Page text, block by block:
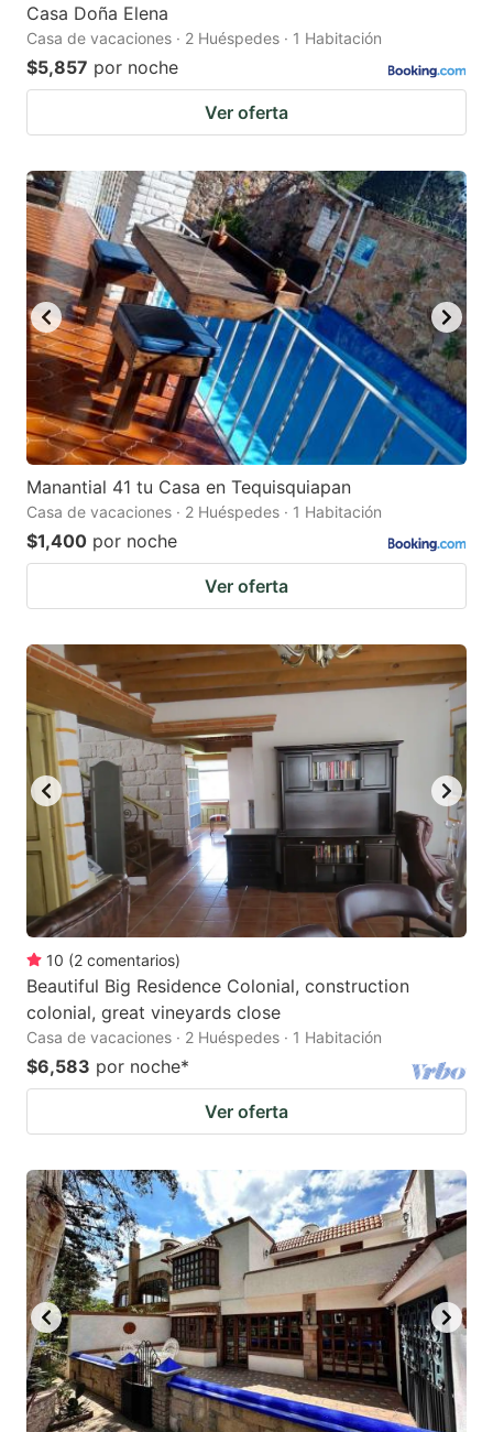
Casa Doña Elena
Casa de vacaciones · 2 Huéspedes · 1 Habitación
$5,857 por noche
Ver oferta
Manantial 41 tu Casa en Tequisquiapan
Casa de vacaciones · 2 Huéspedes · 1 Habitación
$1,400 por noche
Ver oferta
10 (2 comentarios)
Beautiful Big Residence Colonial, construction
colonial, great vineyards close
Casa de vacaciones · 2 Huéspedes · 1 Habitación
$6,583 por noche*
Ver oferta